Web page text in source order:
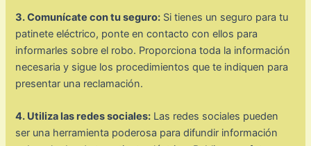
3. Comunícate con tu seguro: Si tienes un seguro para tu
patinete eléctrico, ponte en contacto con ellos para
informarles sobre el robo. Proporciona toda la información
necesaria y sigue los procedimientos que te indiquen para
presentar una reclamación.
4. Utiliza las redes sociales: Las redes sociales pueden
ser una herramienta poderosa para difundir información